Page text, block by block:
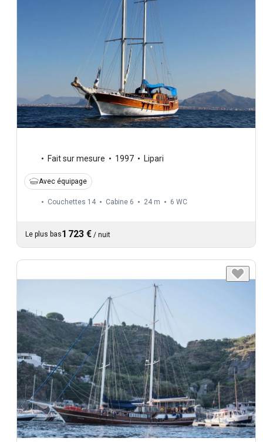
Fait sur mesure 1997 Lipari
Avec équipage
Couchettes 14 Cabine 6 24 m 6 WC
Le plus bas1 723 € / nuit